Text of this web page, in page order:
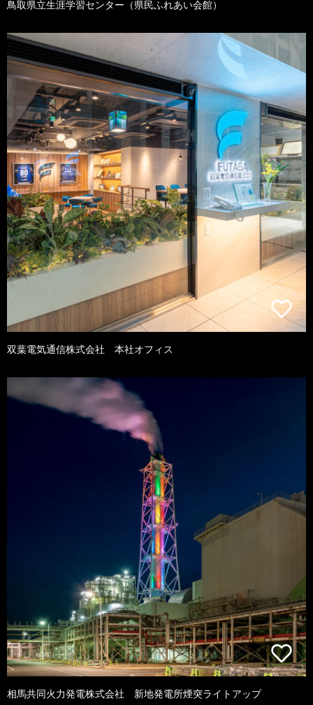
鳥取県立生涯学習センター（県民ふれあい会館）
双葉電気通信株式会社 本社オフィス
相馬共同火力発電株式会社 新地発電所煙突ライトアップ